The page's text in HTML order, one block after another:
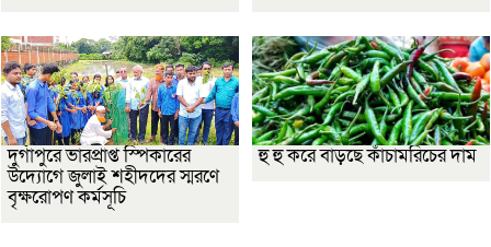
দুর্গাপুরে ভারপ্রাপ্ত স্পিকারের
উদ্যোগে জুলাই শহীদদের স্মরণে
বৃক্ষরোপণ কর্মসূচি
হু হু করে বাড়ছে কাঁচামরিচের দাম